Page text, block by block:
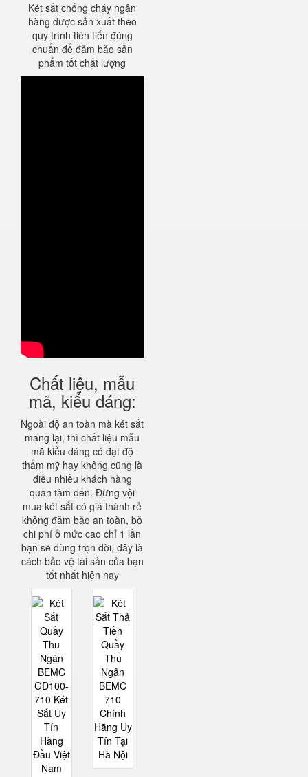
Két sắt chống cháy ngân
hàng được sản xuất theo
quy trình tiên tiến đúng
chuẩn để đảm bảo sản
phẩm tốt chất lượng
Chất liệu, mẫu
mã, kiểu dáng:
Ngoài độ an toàn mà két sắt
mang lại, thì chất liệu mẫu
mã kiểu dáng có đạt độ
thẩm mỹ hay không cũng là
điều nhiều khách hàng
quan tâm đến. Đừng vội
mua két sắt có giá thành rẻ
không đảm bảo an toàn, bỏ
chi phí ở mức cao chỉ 1 lần
bạn sẽ dùng trọn đời, đây là
cách bảo vệ tài sản của bạn
tốt nhất hiện nay